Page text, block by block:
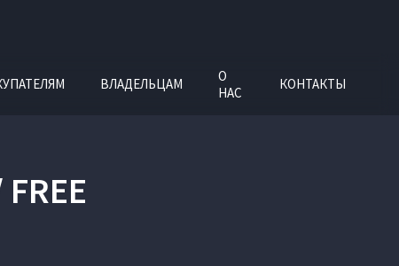
ВЛАДЕЛЬЦАМ
О
НАС
КОНТАКТЫ